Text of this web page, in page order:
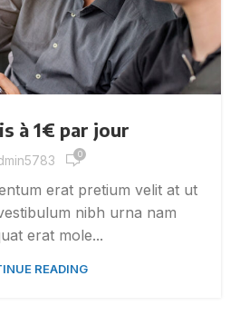
à 1€ par jour
0
erat pretium velit at ut
nibh urna nam
erat mole...
READING